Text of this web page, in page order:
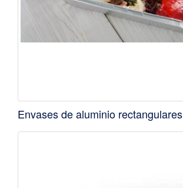
Envases de aluminio rectangulares